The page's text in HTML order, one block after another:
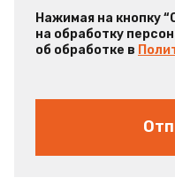
Нажимая на кнопку
на обработку
об обработке в